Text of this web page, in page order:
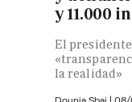
y 11.000
El
la realidad»